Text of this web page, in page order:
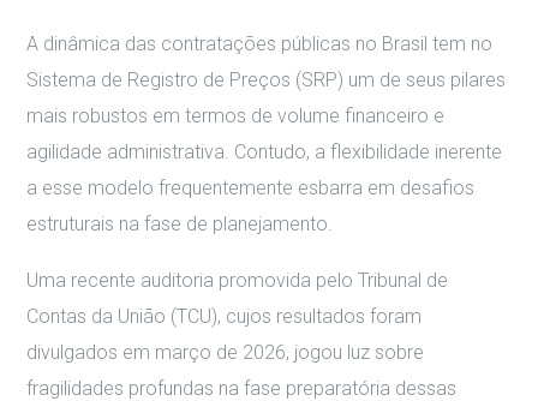
A dinâmica das contratações públicas no Brasil tem no
Sistema de Registro de Preços (SRP) um de seus pilares
mais robustos em termos de volume financeiro e
agilidade administrativa. Contudo, a flexibilidade inerente
a esse modelo frequentemente esbarra em desafios
estruturais na fase de planejamento.
Uma recente auditoria promovida pelo Tribunal de
Contas da União (TCU), cujos resultados foram
divulgados em março de 2026, jogou luz sobre
fragilidades profundas na fase preparatória dessas